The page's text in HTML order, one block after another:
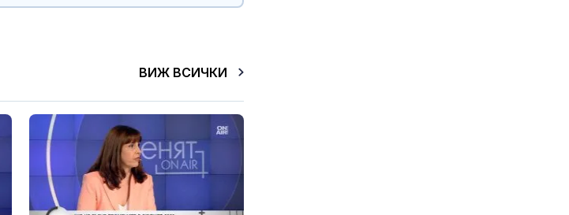
ВИЖ ВСИЧКИ